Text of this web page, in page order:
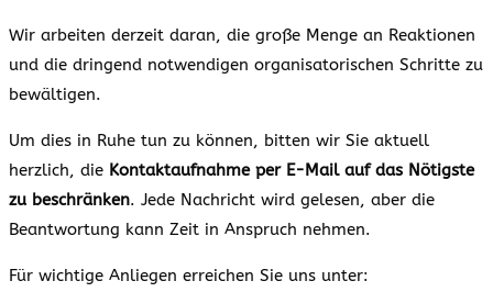
Wir arbeiten derzeit daran, die große Menge an Reaktionen
und die dringend notwendigen organisatorischen Schritte zu
bewältigen.
Um dies in Ruhe tun zu können, bitten wir Sie aktuell
herzlich, die Kontaktaufnahme per E-Mail auf das Nötigste
zu beschränken. Jede Nachricht wird gelesen, aber die
Beantwortung kann Zeit in Anspruch nehmen.
Für wichtige Anliegen erreichen Sie uns unter: